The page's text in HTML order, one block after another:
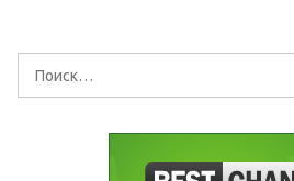
Найти: